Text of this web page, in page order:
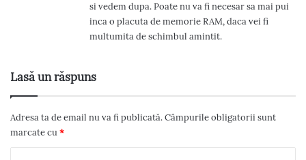
si vedem dupa. Poate nu va fi necesar sa mai pui
inca o placuta de memorie RAM, daca vei fi
multumita de schimbul amintit.
Lasă un răspuns
Adresa ta de email nu va fi publicată.Câmpurile obligatorii sunt
marcate cu*